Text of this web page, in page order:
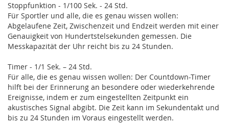
Stoppfunktion - 1/100 Sek. - 24 Std.
Für Sportler und alle, die es genau wissen wollen:
Abgelaufene Zeit, Zwischenzeit und Endzeit werden mit einer
Genauigkeit von Hundertstelsekunden gemessen. Die
Messkapazität der Uhr reicht bis zu 24 Stunden.
Timer - 1/1 Sek. – 24 Std.
Für alle, die es genau wissen wollen: Der Countdown-Timer
hilft bei der Erinnerung an besondere oder wiederkehrende
Ereignisse, indem er zum eingestellten Zeitpunkt ein
akustisches Signal abgibt. Die Zeit kann im Sekundentakt und
bis zu 24 Stunden im Voraus eingestellt werden.